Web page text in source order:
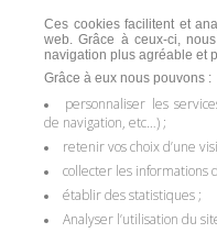
Ces cookies facilitent et
web. Grâce à ceux-ci,
navigation plus agréable et
Grâce à eux nous pouvons :
personnaliser les
de navigation, etc…) ;
retenir vos choix d’une
collecter les informations
établir des statistiques ;
Analyser l’utilisation du